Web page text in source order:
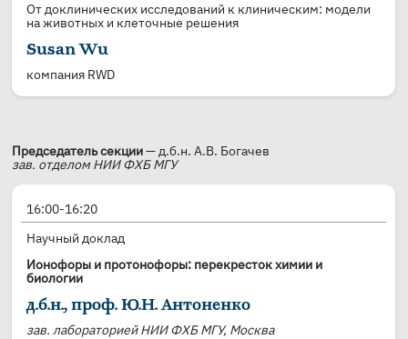
От доклинических исследований к клиническим: модели
на животных и клеточные решения
Susan Wu
компания RWD
Председатель секции— д.б.н. А.В. Богачев
зав. отделом НИИ ФХБ МГУ
16:00-16:20
Научный доклад
Ионофоры и протонофоры: перекресток химии и
биологии
д.б.н., проф. Ю.Н. Антоненко
зав. лабораторией НИИ ФХБ МГУ, Москва